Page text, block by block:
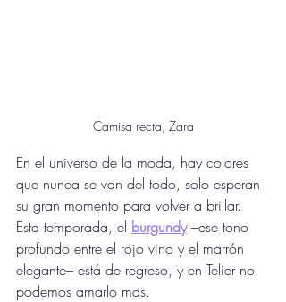
Camisa recta, Zara
En el universo de la moda, hay colores
que nunca se van del todo, solo esperan
su gran momento para volver a brillar.
Esta temporada, el burgundy –ese tono
profundo entre el rojo vino y el marrón
elegante– está de regreso, y en Telier no
podemos amarlo mas.